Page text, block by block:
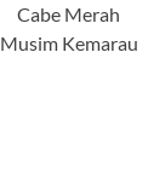
Cabe Merah
Musim Kemarau